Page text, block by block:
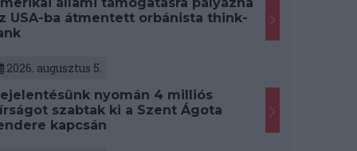
állami támogatásra pályázna
USA-ba átmentett orbánista think-
2026. augusztus 5.
nyomán 4 milliós
szabtak ki a Szent Ágota
kapcsán